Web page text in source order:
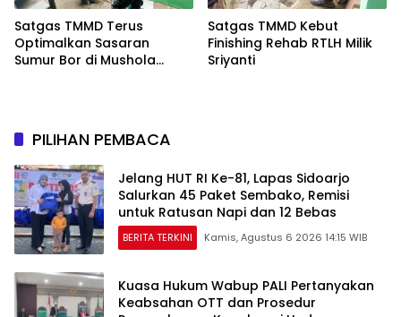
Satgas TMMD Terus
Optimalkan Sasaran
Sumur Bor di Mushola
Satgas TMMD Kebut
Finishing Rehab RTLH Milik
Sriyanti
PILIHAN PEMBACA
Jelang HUT RI Ke-81, Lapas Sidoarjo
Salurkan 45 Paket Sembako, Remisi
untuk Ratusan Napi dan 12 Bebas
BERITA TERKINI Kamis, Agustus 6 2026 14:15 WIB
Kuasa Hukum Wabup PALI Pertanyakan
Keabsahan OTT dan Prosedur